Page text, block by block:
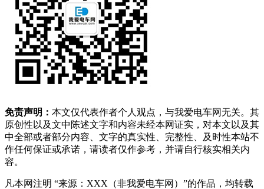
免责声明： 本文仅代表作者个人观点，与我爱电车网无关。其
原创性以及文中陈述文字和内容未经本网证实，对本文以及其
中全部或者部分内容、文字的真实性、完整性、及时性本站不
作任何保证或承诺，请读者仅作参考，并请自行核实相关内
容。
凡本网注明 “来源：XXX（非我爱电车网）”的作品，均转载